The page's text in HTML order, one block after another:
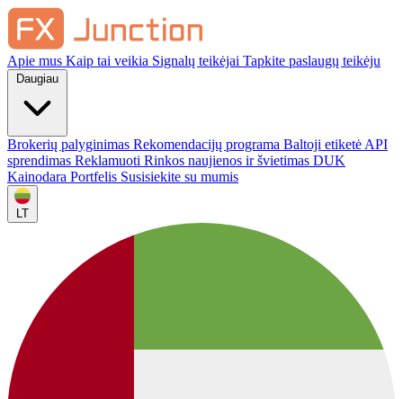
Apie mus Kaip tai veikia Signalų teikėjai Tapkite paslaugų teikėju
Brokerių palyginimas Rekomendacijų programa Baltoji etiketė API
sprendimas Reklamuoti Rinkos naujienos ir švietimas DUK
Kainodara Portfelis Susisiekite su mumis
LT